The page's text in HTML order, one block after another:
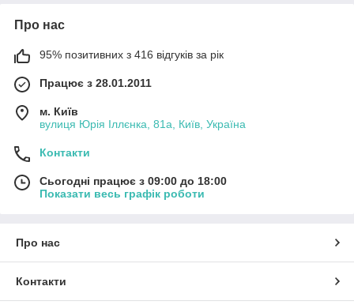
Про нас
95% позитивних з 416 відгуків за рік
Працює з 28.01.2011
м. Київ
вулиця Юрія Іллєнка, 81а, Київ, Україна
Контакти
Сьогодні працює з 09:00 до 18:00
Показати весь графік роботи
Про нас
Контакти